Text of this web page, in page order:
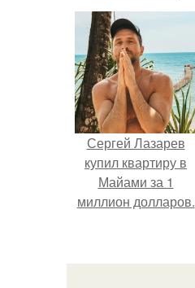
Сергей Лазарев
купил квартиру в
Майами за 1
миллион долларов.